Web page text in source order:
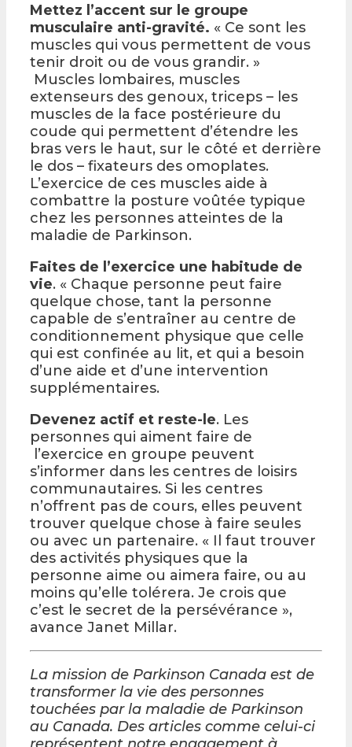
Mettez l’accent sur le groupe
musculaire anti-gravité. « Ce sont les
muscles qui vous permettent de vous
tenir droit ou de vous grandir. »
Muscles lombaires, muscles
extenseurs des genoux, triceps – les
muscles de la face postérieure du
coude qui permettent d’étendre les
bras vers le haut, sur le côté et derrière
le dos – fixateurs des omoplates.
L’exercice de ces muscles aide à
combattre la posture voûtée typique
chez les personnes atteintes de la
maladie de Parkinson.
Faites de l’exercice une habitude de
vie. « Chaque personne peut faire
quelque chose, tant la personne
capable de s’entraîner au centre de
conditionnement physique que celle
qui est confinée au lit, et qui a besoin
d’une aide et d’une intervention
supplémentaires.
Devenez actif et reste-le. Les
personnes qui aiment faire de
l’exercice en groupe peuvent
s’informer dans les centres de loisirs
communautaires. Si les centres
n’offrent pas de cours, elles peuvent
trouver quelque chose à faire seules
ou avec un partenaire. « Il faut trouver
des activités physiques que la
personne aime ou aimera faire, ou au
moins qu’elle tolérera. Je crois que
c’est le secret de la persévérance »,
avance Janet Millar.
La mission de Parkinson Canada est de
transformer la vie des personnes
touchées par la maladie de Parkinson
au Canada. Des articles comme celui-ci